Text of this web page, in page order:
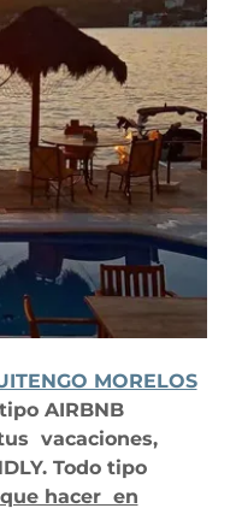
MORELOS
AIRBNB
vacaciones,
Todo tipo
que hacer en